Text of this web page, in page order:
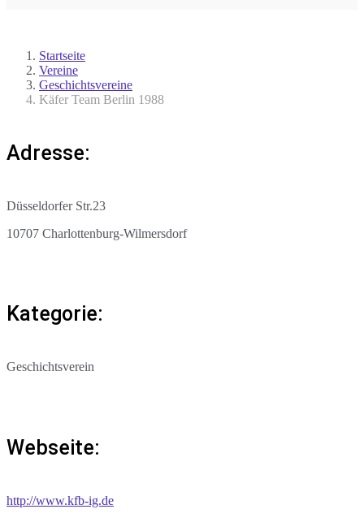
Startseite
Vereine
Geschichtsvereine
Käfer Team Berlin 1988
Adresse:
Düsseldorfer Str.23
10707 Charlottenburg-Wilmersdorf
Kategorie:
Geschichtsverein
Webseite:
http://www.kfb-ig.de